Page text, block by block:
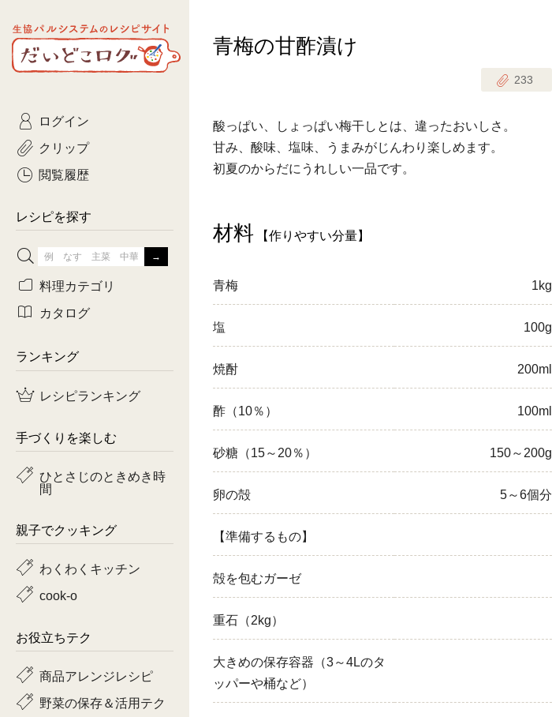
生協パルシステムのレシピ
サイト
だいどこログ
青梅の甘酢漬け
233
酸っぱい、しょっぱい梅干しとは、違ったおいしさ。
甘み、酸味、塩味、うまみがじんわり楽しめます。
初夏のからだにうれしい一品です。
材料 【作りやすい分量】
青梅 1kg
塩 100g
焼酎 200ml
酢（10％） 100ml
砂糖（15～20％） 150～200g
卵の殻 5～6個分
【準備するもの】
殻を包むガーゼ
重石（2kg）
大きめの保存容器（3～4Lのタ
ッパーや桶など）
ログイン
クリップ
閲覧履歴
レシピを探す
ひとさじのときめき時間
おきらくだ 1歳半からの幼児食
3日分ごはんセット（2人分）
つくりおき肉魚菜菜セット
有賀薫さんのスープ 飛田和緒さんレシピ
牛肉 豚肉
ピーマン
料理カテゴリ
主菜
常備菜・作りおき お弁当
おつまみ
カタログ
コトコト
yumyumいっしょごはん
ぷれーんぺいじ
ランキング
レシピランキング
手づくりを楽しむ
ひとさじのときめき時
間
親子でクッキング
わくわくキッチン
cook-o
お役立ちテク
商品アレンジレシピ
野菜の保存＆活用テク